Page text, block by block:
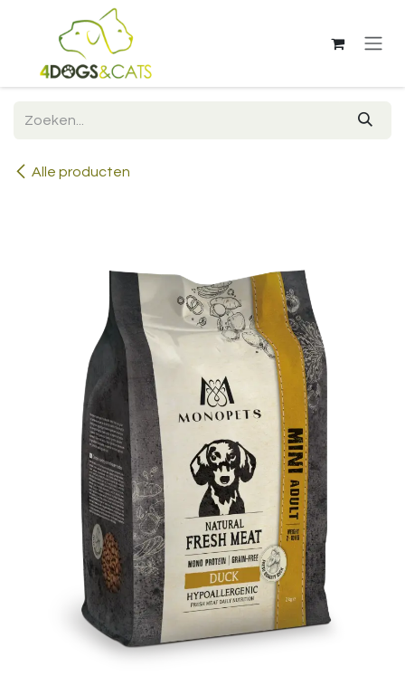
Overslaan naar inhoud
Alle producten